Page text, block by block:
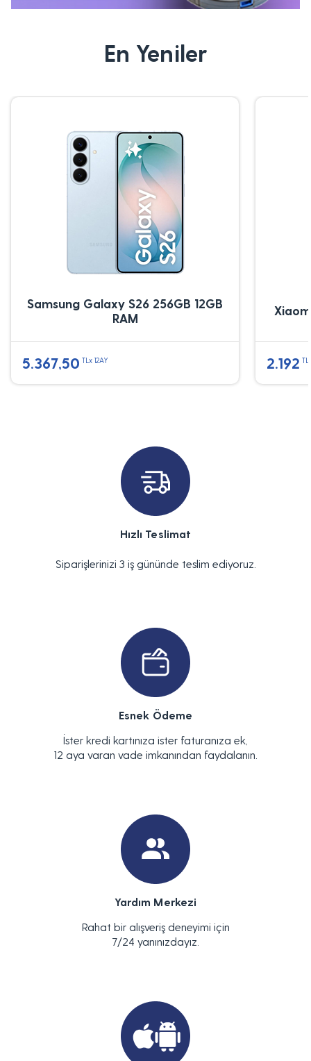
En Yeniler
Samsung Galaxy S26 256GB 12GB
RAM
5.367,50 TLx 12AY 2.192
Hızlı Teslimat
Siparişlerinizi 3 iş gününde teslim ediyoruz.
Esnek Ödeme
İster kredi kartınıza ister faturanıza ek,
12 aya varan vade imkanından faydalanın.
Yardım Merkezi
Rahat bir alışveriş deneyimi için
7/24 yanınızdayız.